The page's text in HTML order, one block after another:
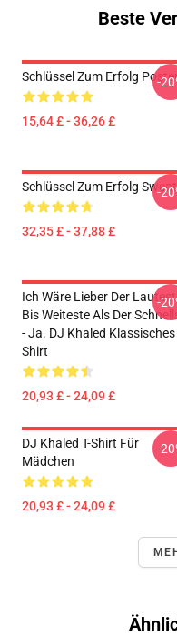
Beste
Schlüssel Zum Erfolg
15,64 £ - 36,26 £
-
Schlüssel Zum Erfolg
32,35 £ - 37,88 £
-
Ich Wäre Lieber Der
Bis Weiteste Als Der
- Ja. DJ Khaled Klassisches
Shirt
20,93 £ - 24,09 £
-
DJ Khaled T-Shirt Für
Mädchen
20,93 £ - 24,09 £
-